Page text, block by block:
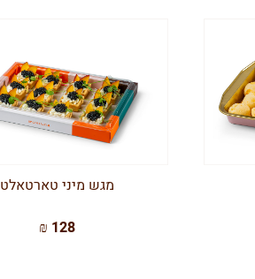
מגש מיני טארטאלט
128 ₪